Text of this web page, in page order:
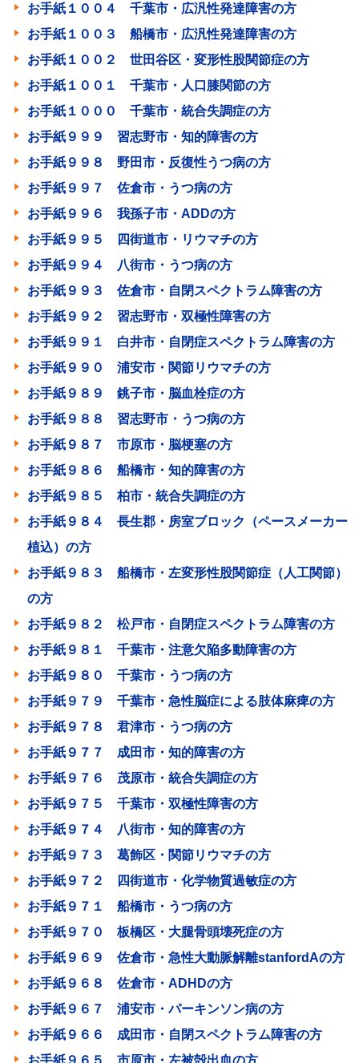
お手紙１００４ 千葉市・広汎性発達障害の方
お手紙１００３ 船橋市・広汎性発達障害の方
お手紙１００２ 世田谷区・変形性股関節症の方
お手紙１００１ 千葉市・人口膝関節の方
お手紙１０００ 千葉市・統合失調症の方
お手紙９９９ 習志野市・知的障害の方
お手紙９９８ 野田市・反復性うつ病の方
お手紙９９７ 佐倉市・うつ病の方
お手紙９９６ 我孫子市・ADDの方
お手紙９９５ 四街道市・リウマチの方
お手紙９９４ 八街市・うつ病の方
お手紙９９３ 佐倉市・自閉スペクトラム障害の方
お手紙９９２ 習志野市・双極性障害の方
お手紙９９１ 白井市・自閉症スペクトラム障害の方
お手紙９９０ 浦安市・関節リウマチの方
お手紙９８９ 銚子市・脳血栓症の方
お手紙９８８ 習志野市・うつ病の方
お手紙９８７ 市原市・脳梗塞の方
お手紙９８６ 船橋市・知的障害の方
お手紙９８５ 柏市・統合失調症の方
お手紙９８４ 長生郡・房室ブロック（ペースメーカー
植込）の方
お手紙９８３ 船橋市・左変形性股関節症（人工関節）
の方
お手紙９８２ 松戸市・自閉症スペクトラム障害の方
お手紙９８１ 千葉市・注意欠陥多動障害の方
お手紙９８０ 千葉市・うつ病の方
お手紙９７９ 千葉市・急性脳症による肢体麻痺の方
お手紙９７８ 君津市・うつ病の方
お手紙９７７ 成田市・知的障害の方
お手紙９７６ 茂原市・統合失調症の方
お手紙９７５ 千葉市・双極性障害の方
お手紙９７４ 八街市・知的障害の方
お手紙９７３ 葛飾区・関節リウマチの方
お手紙９７２ 四街道市・化学物質過敏症の方
お手紙９７１ 船橋市・うつ病の方
お手紙９７０ 板橋区・大腿骨頭壊死症の方
お手紙９６９ 佐倉市・急性大動脈解離stanfordAの方
お手紙９６８ 佐倉市・ADHDの方
お手紙９６７ 浦安市・パーキンソン病の方
お手紙９６６ 成田市・自閉スペクトラム障害の方
お手紙９６５ 市原市・左被殻出血の方